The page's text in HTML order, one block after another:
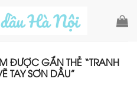
ĐƯỢC GẮN THẺ “TRANH
TAY SƠN DẦU”